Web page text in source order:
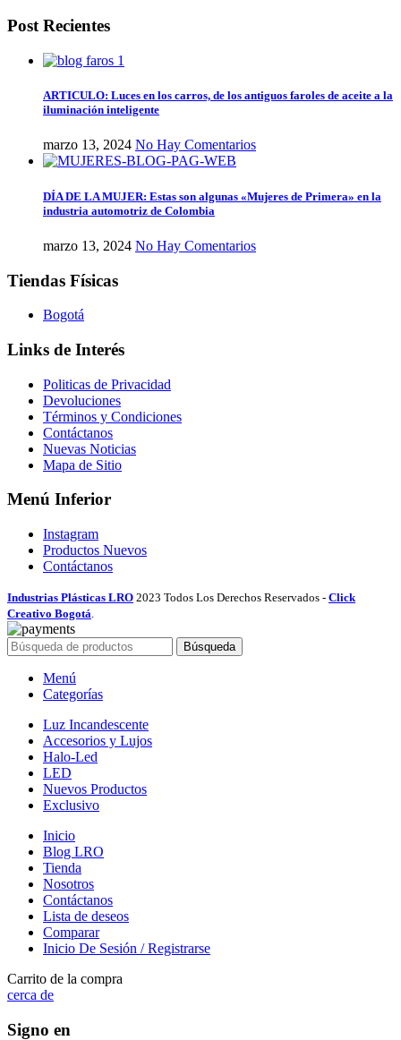
Post Recientes
ARTICULO: Luces en los carros, de los antiguos faroles de aceite a la
iluminación inteligente
marzo 13, 2024 No Hay Comentarios
DÍA DE LA MUJER: Estas son algunas «Mujeres de Primera» en la
industria automotriz de Colombia
marzo 13, 2024 No Hay Comentarios
Tiendas Físicas
Bogotá
Links de Interés
Politicas de Privacidad
Devoluciones
Términos y Condiciones
Contáctanos
Nuevas Noticias
Mapa de Sitio
Menú Inferior
Instagram
Productos Nuevos
Contáctanos
Industrias Plásticas LRO 2023 Todos Los Derechos Reservados - Click
Creativo Bogotá.
Búsqueda
Menú
Categorías
Luz Incandescente
Accesorios y Lujos
Halo-Led
LED
Nuevos Productos
Exclusivo
Inicio
Blog LRO
Tienda
Nosotros
Contáctanos
Lista de deseos
Comparar
Inicio De Sesión / Registrarse
Carrito de la compra
cerca de
Signo en